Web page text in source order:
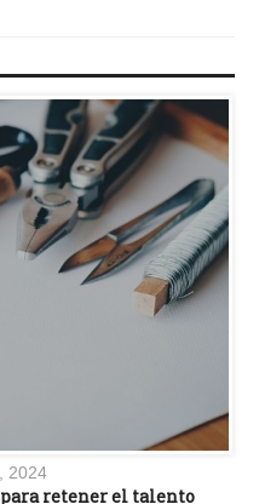
2024
retener el talento